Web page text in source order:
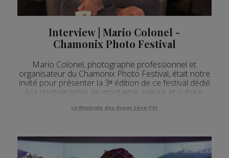
Interview | Mario Colonel -
Chamonix Photo Festival
Mario Colonel, photographe professionnel et
organisateur du Chamonix Photo Festival, était notre
invité pour présenter la 3ᵉ édition de ce festival dédié
à la photographie de montagne, nature et culture.
La Matinale des Super Lève-Tôt